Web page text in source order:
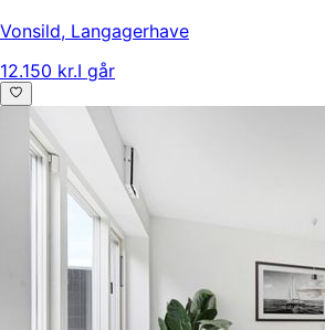
Vonsild, Langagerhave
12.150 kr.I går